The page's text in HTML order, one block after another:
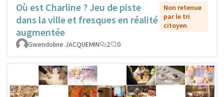
Où est Charline ? Jeu de piste
dans la ville et fresques en réalité
augmentée
Non retenue
par le tri
citoyen
Gwendoline JACQUEMIN 2 0